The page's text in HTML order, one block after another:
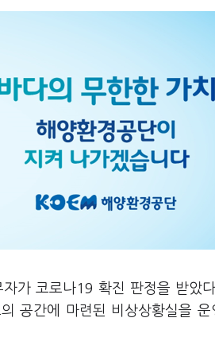
자가 코로나19 확진 판정을 받았
공간에 마련된 비상상황실을 운